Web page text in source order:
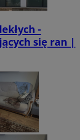
-
się ran |